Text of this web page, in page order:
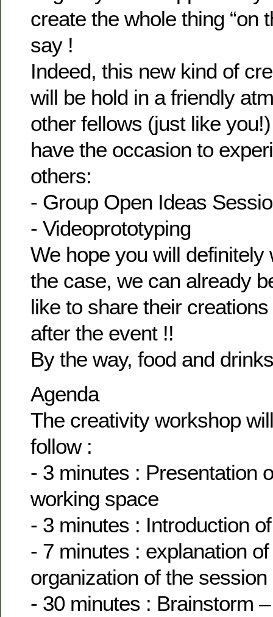
create the whole thing “on
say !
Indeed, this new kind of
will be hold in a friendly
other fellows (just like
have the occasion to
others:
- Group Open Ideas
- Videoprototyping
We hope you will definitely
the case, we can already
like to share their
after the event !!
By the way, food and
Agenda
The creativity workshop
follow :
- 3 minutes : Presentation
working space
- 3 minutes : Introduction
- 7 minutes : explanation
organization of the session
- 30 minutes : Brainstorm